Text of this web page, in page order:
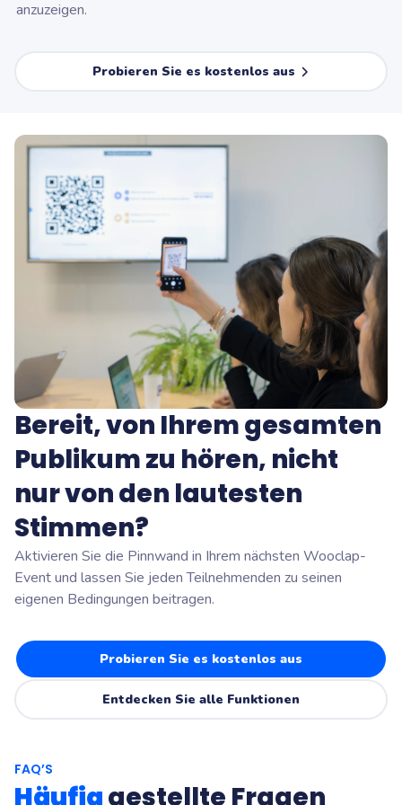
anzuzeigen.
Probieren Sie es kostenlos aus
Bereit, von Ihrem gesamten
Publikum zu hören, nicht
nur von den lautesten
Stimmen?
Aktivieren Sie die Pinnwand in Ihrem nächsten Wooclap-
Event und lassen Sie jeden Teilnehmenden zu seinen
eigenen Bedingungen beitragen.
Probieren Sie es kostenlos aus
Entdecken Sie alle Funktionen
FAQ’S
Häufiggestellte Fragen